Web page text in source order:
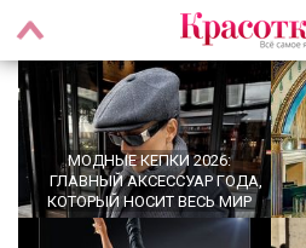
МОДНЫЕ КЕПКИ 2026:
ГЛАВНЫЙ АКСЕССУАР ГОДА,
КОТОРЫЙ НОСИТ ВЕСЬ МИР